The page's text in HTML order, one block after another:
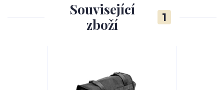
Související
zboží
1